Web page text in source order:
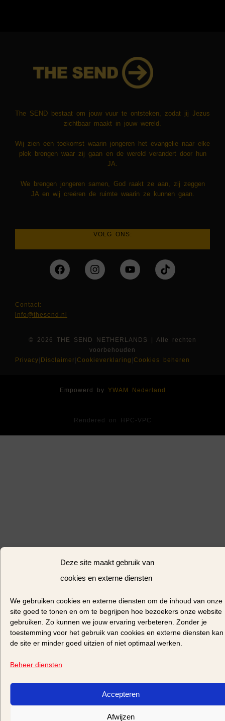
Deze site maakt gebruik van
cookies en externe diensten
We gebruiken cookies en externe diensten om de inhoud van onze
site goed te tonen en om te begrijpen hoe bezoekers onze website
gebruiken. Zo kunnen we jouw ervaring verbeteren. Zonder je
toestemming voor het gebruik van cookies en externe diensten kan
de site er minder goed uitzien of niet optimaal werken.
Beheer diensten
Accepteren
Afwijzen
The SEND bestaat om jouw vuur te ontsteken, zodat jij Jezus
zichtbaar maakt in jouw wereld.
​​Wij zien een toekomst waarin jongeren het evangelie naar elke
plek brengen waar zij gaan en de wereld verandert door hun
JA.
We brengen jongeren samen, God raakt ze aan, zij zeggen
JA en wij creëren de ruimte waarin ze kunnen gaan.
VOLG ONS:
Contact:
info@thesend.nl
© 2026 THE SEND NETHERLANDS | Alle rechten
voorbehouden
Privacy Disclaimer Cookieverklaring Cookies beheren
Empowerd by YWAM Nederland
Rendered on HPC-VPC